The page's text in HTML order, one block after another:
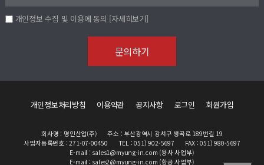
개인정보 수집 및 이용에 동의 [자세히보기]
개인정보처리방침 이용약관 공지사항 로그인 회원가입
회사명 : 명인산업(주)
주소 : 부산광역시 강서구 생곡로 189번길 19
사업자등록번호 : 271-07-00450
TEL : 051) 902-5697
FAX : 051) 980-5697
E-mail : sales1@myung-in.com (용사 사업부)
E-mail : sales2@myung-in.com (항공 사업부)